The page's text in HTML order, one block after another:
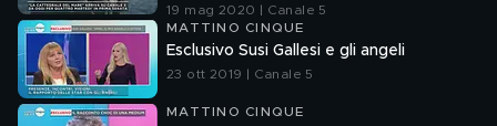
19 mag 2020 | Canale 5
MATTINO CINQUE
Esclusivo Susi Gallesi e gli angeli
23 ott 2019 | Canale 5
MATTINO CINQUE